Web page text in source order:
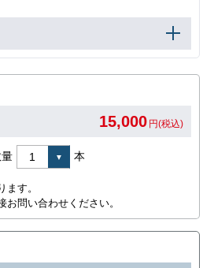
15,000 円(税込)
本
ます。
問い合わせください。